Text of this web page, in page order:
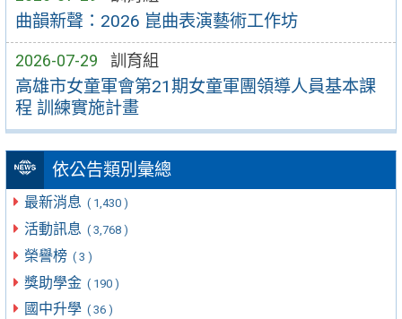
曲韻新聲：2026 崑曲表演藝術工作坊
2026-07-29 訓育組
高雄市女童軍會第21期女童軍團領導人員基本課
程 訓練實施計畫
依公告類別彙總
最新消息 ( 1,430 )
活動訊息 ( 3,768 )
榮譽榜 ( 3 )
獎助學金 ( 190 )
國中升學 ( 36 )